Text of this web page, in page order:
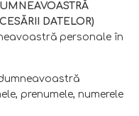
DATELOR)
personale în
prenumele, numerele